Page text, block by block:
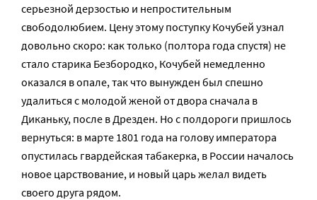
серьезной дерзостью и непростительным
свободолюбием. Цену этому поступку Кочубей узнал
довольно скоро: как только (полтора года спустя) не
стало старика Безбородко, Кочубей немедленно
оказался в опале, так что вынужден был спешно
удалиться с молодой женой от двора сначала в
Диканьку, после в Дрезден. Но с полдороги пришлось
вернуться: в марте 1801 года на голову императора
опустилась гвардейская табакерка, в России началось
новое царствование, и новый царь желал видеть
своего друга рядом.